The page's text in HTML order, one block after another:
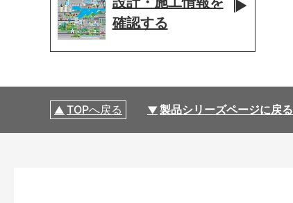
確認する
TOPへ戻る 製品シリーズページに戻る